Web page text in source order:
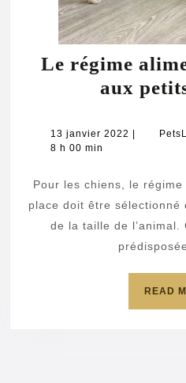
Le régime
aux
13 janvier 2022 13
8 h 00 min
Pour les chiens, le
place doit être
de la taille de l’animal.
READ